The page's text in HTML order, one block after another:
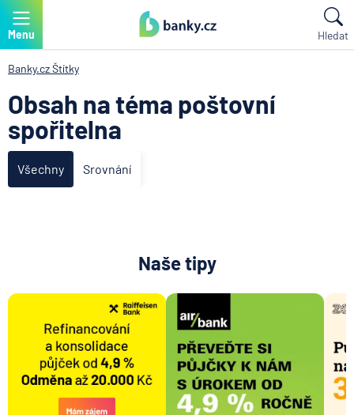
Menu Hledat
Banky.czŠtítky
Obsah na téma poštovní
spořitelna
Všechny Srovnání
Naše tipy